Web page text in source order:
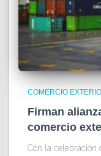
COMERCIO
Firman
comercio
Con la celebración